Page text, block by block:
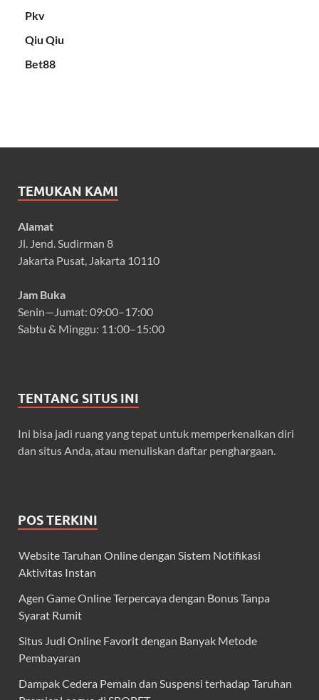
Pkv
Qiu Qiu
Bet88
TEMUKAN KAMI
Alamat
Jl. Jend. Sudirman 8
Jakarta Pusat, Jakarta 10110
Jam Buka
Senin—Jumat: 09:00–17:00
Sabtu & Minggu: 11:00–15:00
TENTANG SITUS INI
Ini bisa jadi ruang yang tepat untuk memperkenalkan diri
dan situs Anda, atau menuliskan daftar penghargaan.
POS TERKINI
Website Taruhan Online dengan Sistem Notifikasi
Aktivitas Instan
Agen Game Online Terpercaya dengan Bonus Tanpa
Syarat Rumit
Situs Judi Online Favorit dengan Banyak Metode
Pembayaran
Dampak Cedera Pemain dan Suspensi terhadap Taruhan